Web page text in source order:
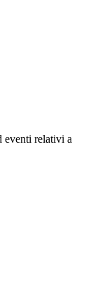
eventi relativi a